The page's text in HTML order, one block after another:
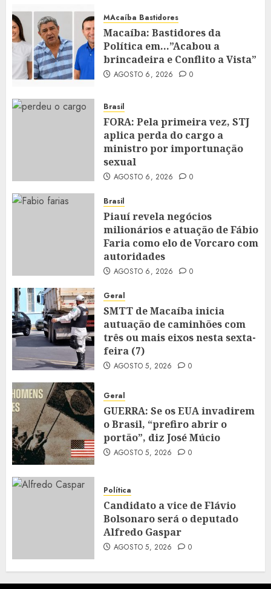
MAcaíba Bastidores
Macaíba: Bastidores da
Política em…”Acabou a
brincadeira e Conflito a Vista”
AGOSTO 6, 2026 0
Brasil
FORA: Pela primeira vez, STJ
aplica perda do cargo a
ministro por importunação
sexual
AGOSTO 6, 2026 0
Brasil
Piauí revela negócios
milionários e atuação de Fábio
Faria como elo de Vorcaro com
autoridades
AGOSTO 6, 2026 0
Geral
SMTT de Macaíba inicia
autuação de caminhões com
três ou mais eixos nesta sexta-
feira (7)
AGOSTO 5, 2026 0
Geral
GUERRA: Se os EUA invadirem
o Brasil, “prefiro abrir o
portão”, diz José Múcio
AGOSTO 5, 2026 0
Política
Candidato a vice de Flávio
Bolsonaro será o deputado
Alfredo Gaspar
AGOSTO 5, 2026 0